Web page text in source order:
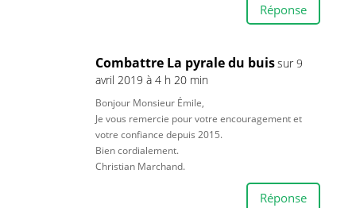
Réponse
Combattre La pyrale du buissur 9
avril 2019 à 4 h 20 min
Bonjour Monsieur Émile,
Je vous remercie pour votre encouragement et
votre confiance depuis 2015.
Bien cordialement.
Christian Marchand.
Réponse